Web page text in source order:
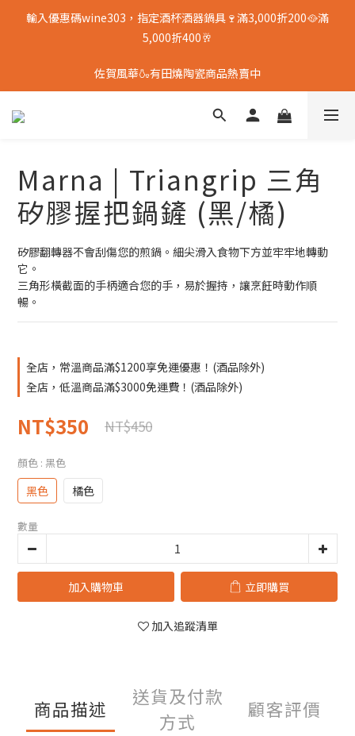
輸入優惠碼wine303，指定酒杯酒器鍋具🍷滿3,000折200🥘滿
5,000折400🥂
佐賀風華🍶有田燒陶瓷商品熱賣中
Marna | Triangrip 三角
矽膠握把鍋鏟 (黑/橘)
矽膠翻轉器不會刮傷您的煎鍋。細尖滑入食物下方並牢牢地轉動
它。
三角形橫截面的手柄適合您的手，易於握持，讓烹飪時動作順
暢。
全店，常溫商品滿$1200享免運優惠！(酒品除外)
全店，低溫商品滿$3000免運費！(酒品除外)
NT$350 NT$450
顏色 : 黑色
黑色 橘色
數量
加入購物車 立即購買
加入追蹤清單
商品描述
送貨及付款
方式
顧客評價